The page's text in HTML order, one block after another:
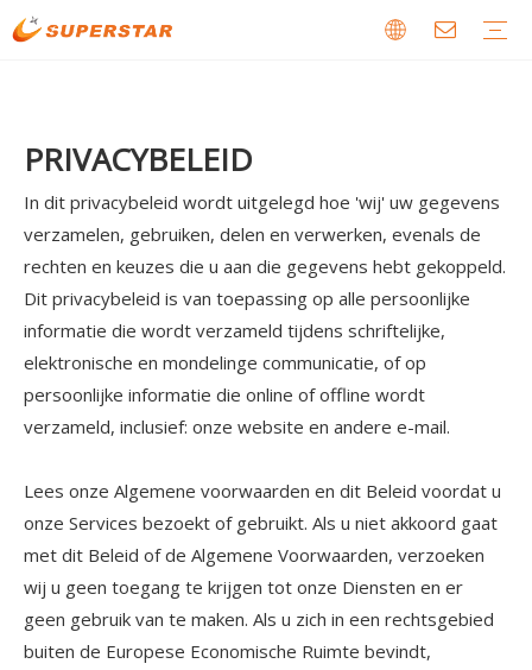
PRIVACYBELEID
In dit privacybeleid wordt uitgelegd hoe 'wij' uw gegevens
verzamelen, gebruiken, delen en verwerken, evenals de
rechten en keuzes die u aan die gegevens hebt gekoppeld.
Dit privacybeleid is van toepassing op alle persoonlijke
informatie die wordt verzameld tijdens schriftelijke,
elektronische en mondelinge communicatie, of op
persoonlijke informatie die online of offline wordt
verzameld, inclusief: onze website en andere e-mail.
Lees onze Algemene voorwaarden en dit Beleid voordat u
onze Services bezoekt of gebruikt. Als u niet akkoord gaat
met dit Beleid of de Algemene Voorwaarden, verzoeken
wij u geen toegang te krijgen tot onze Diensten en er
geen gebruik van te maken. Als u zich in een rechtsgebied
buiten de Europese Economische Ruimte bevindt,